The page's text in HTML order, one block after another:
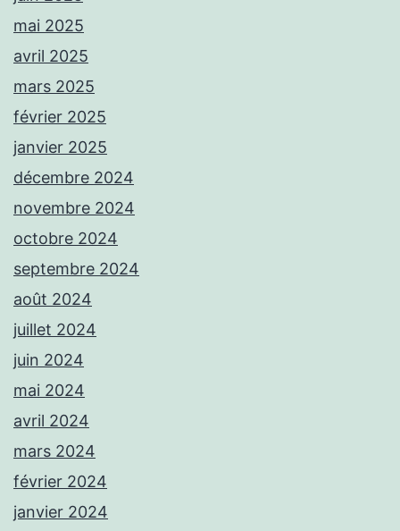
mai 2025
avril 2025
mars 2025
février 2025
janvier 2025
décembre 2024
novembre 2024
octobre 2024
septembre 2024
août 2024
juillet 2024
juin 2024
mai 2024
avril 2024
mars 2024
février 2024
janvier 2024